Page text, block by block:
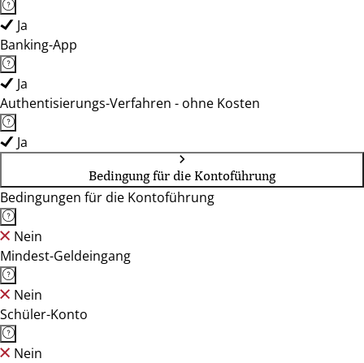
Ja
Banking-App
Ja
Authentisierungs-Verfahren - ohne Kosten
Ja
Bedingung für die Kontoführung
Bedingungen für die Kontoführung
Nein
Mindest-Geldeingang
Nein
Schüler-Konto
Nein